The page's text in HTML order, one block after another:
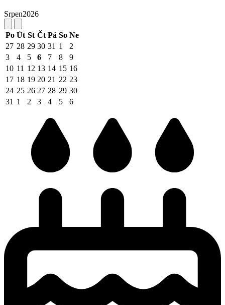
Srpen2026
Po Út St Čt Pá So Ne
27 28 29 30 31 1
2
3
4 5 6 7 8
9
10 11 12 13 14 15 16
17 18 19 20 21 22 23
24 25 26 27 28 29 30
31 1 2 3 4 5 6